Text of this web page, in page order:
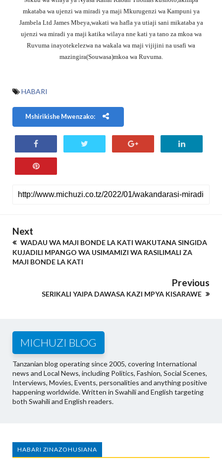
mkataba wa ujenzi wa miradi ya maji Mkurugenzi wa Kampuni ya
Jambela Ltd James Mbeya,wakati wa hafla ya utiaji sani mikataba ya
ujenzi wa miradi ya maji katika wilaya nne kati ya tano za mkoa wa
Ruvuma inayotekelezwa na wakala wa maji vijijini na usafi wa
mazingira(Souwasa)mkoa wa Ruvuma.
HABARI
Mshirikishe Mwenzako:
Next
WADAU WA MAJI BONDE LA KATI WAKUTANA SINGIDA
KUJADILI MPANGO WA USIMAMIZI WA RASILIMALI ZA
MAJI BONDE LA KATI
Previous
SERIKALI YAIPA DAWASA KAZI MPYA KISARAWE
MICHUZI BLOG
Tanzanian blog operating since 2005, covering International
news and Local News, including Politics, Fashion, Social Scenes,
Interviews, Movies, Events, personalities and anything positive
happening worldwide. Written in Swahili and English targeting
both Swahili and English readers.
HABARI ZINAZOHUSIANA